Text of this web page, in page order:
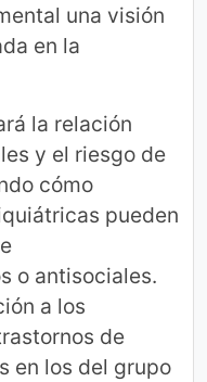
una visión
en la
la relación
y el riesgo de
cómo
pueden
o antisociales.
a los
de
en los del grupo